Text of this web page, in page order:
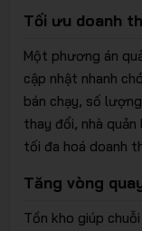
Tối ưu doanh
Một phương án
cập nhật nhanh
bán chạy, số
thay đổi, nhà
tối đa hoá doanh
Tăng vòng
Tồn kho giúp